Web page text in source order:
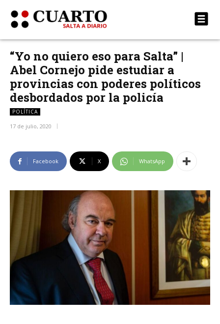
“Yo no quiero eso para Salta” |
Abel Cornejo pide estudiar a
provincias con poderes políticos
desbordados por la policía
POLÍTICA
17 de julio, 2020
Facebook X WhatsApp